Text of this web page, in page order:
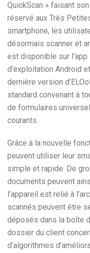
QuickScan » faisant
réservé aux Très
smartphone, les
désormais scanner et
est disponible sur
d’exploitation Android
dernière version
standard convenant à
de formulaires
courants.
Grâce à la nouvelle
peuvent utiliser leur
simple et rapide. De
documents peuvent
l’appareil est relié à
scannés peuvent être
déposés dans la boîte
dossier du client
d’algorithmes